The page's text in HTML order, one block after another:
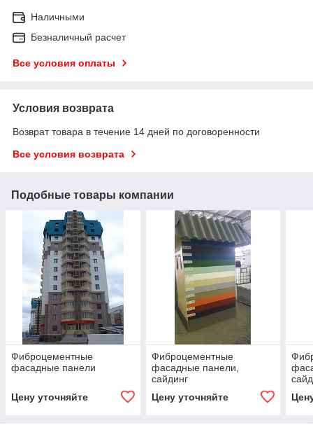
Наличными
Безналичный расчет
Все условия оплаты
Условия возврата
Возврат товара в течение 14 дней по договоренности
Все условия возврата
Подобные товары компании
Фиброцементные
фасадные панели
Цену уточняйте
Фиброцементные
фасадные панели,
сайдинг
Цену уточняйте